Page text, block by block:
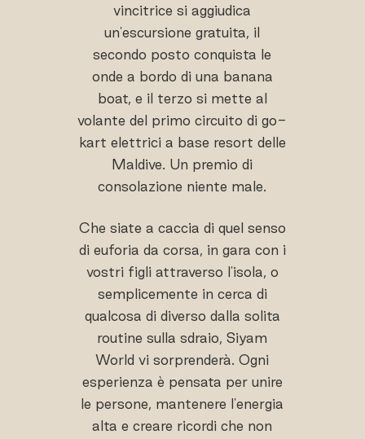
vincitrice si aggiudica
un'escursione gratuita, il
secondo posto conquista le
onde a bordo di una banana
boat, e il terzo si mette al
volante del primo circuito di go-
kart elettrici a base resort delle
Maldive. Un premio di
consolazione niente male.
Che siate a caccia di quel senso
di euforia da corsa, in gara con i
vostri figli attraverso l'isola, o
semplicemente in cerca di
qualcosa di diverso dalla solita
routine sulla sdraio, Siyam
World vi sorprenderà. Ogni
esperienza è pensata per unire
le persone, mantenere l'energia
alta e creare ricordi che non